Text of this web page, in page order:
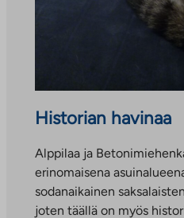
Historian havinaa
Alppilaa ja
erinomaisena
sodanaikainen
joten täällä on myös